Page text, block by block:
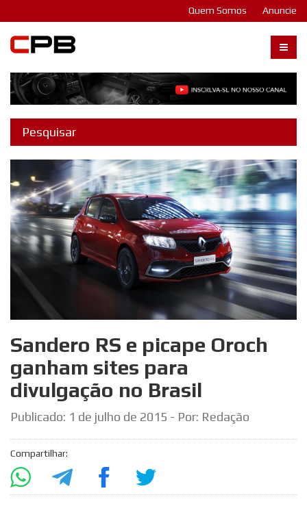
Quem Somos Anuncie
Sandero RS e picape Oroch
ganham sites para
divulgação no Brasil
Publicado: 1 de julho de 2015 - Por: Redação
Compartilhar: